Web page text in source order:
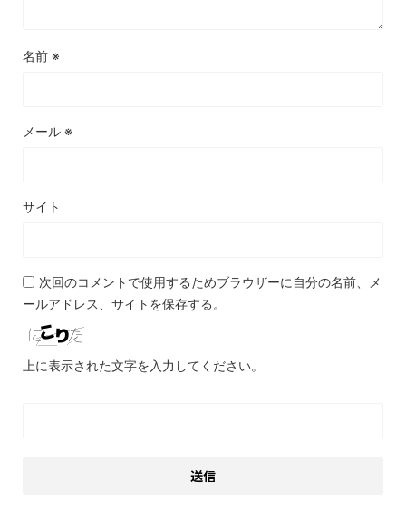
名前 ※
メール ※
サイト
次回のコメントで使用するためブラウザーに自分の名前、メ
ールアドレス、サイトを保存する。
上に表示された文字を入力してください。